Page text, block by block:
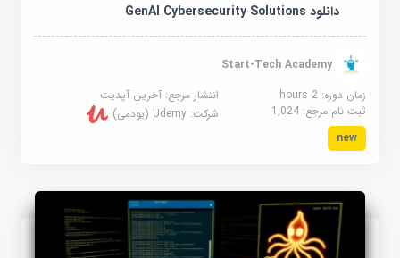
دانلود GenAI Cybersecurity Solutions
Start-Tech Academy
زمان دوره: 2 hours
انتشار مرجع:آخرین آپدیت
ثبت نام مرجع:1,024 شرکت:Udemy (یودمی)
new